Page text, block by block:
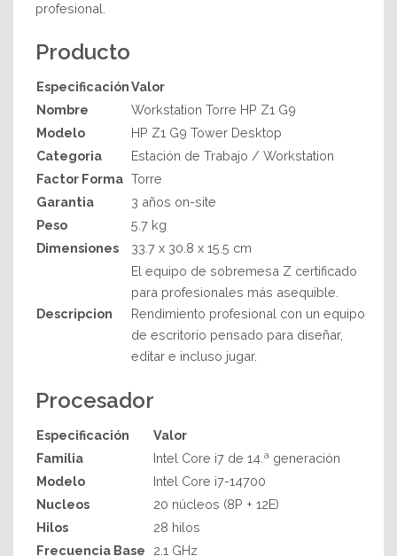
profesional.
Producto
EspecificaciónValor
Nombre
Workstation Torre HP Z1 G9
Modelo
HP Z1 G9 Tower Desktop
Categoria
Estación de Trabajo / Workstation
Factor Forma Torre
Garantia
3 años on-site
Peso
5.7 kg
Dimensiones
33.7 x 30.8 x 15.5 cm
Descripcion
El equipo de sobremesa Z certificado
para profesionales más asequible.
Rendimiento profesional con un equipo
de escritorio pensado para diseñar,
editar e incluso jugar.
Procesador
Especificación
Valor
Familia
Intel Core i7 de 14.ª generación
Modelo
Intel Core i7-14700
Nucleos
20 núcleos (8P + 12E)
Hilos
28 hilos
Frecuencia Base
2.1 GHz